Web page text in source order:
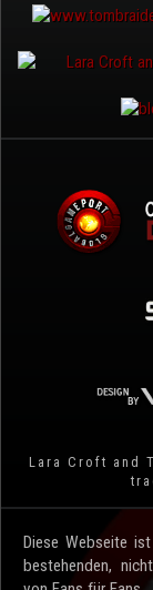
Lara Croft and
Diese Webseite
bestehenden,